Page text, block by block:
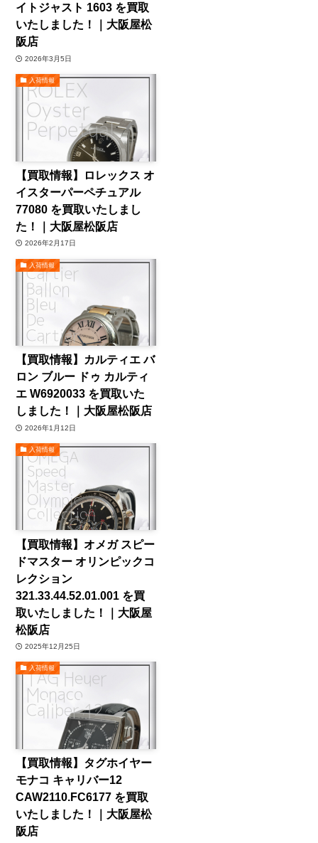
イトジャスト 1603 を買取
いたしました！｜大阪屋松
阪店
2026年3月5日
入荷情報
【買取情報】ロレックス オ
イスターパーペチュアル
77080 を買取いたしまし
た！｜大阪屋松阪店
2026年2月17日
入荷情報
【買取情報】カルティエ バ
ロン ブルー ドゥ カルティ
エ W6920033 を買取いた
しました！｜大阪屋松阪店
2026年1月12日
入荷情報
【買取情報】オメガ スピー
ドマスター オリンピックコ
レクション
321.33.44.52.01.001 を買
取いたしました！｜大阪屋
松阪店
2025年12月25日
入荷情報
【買取情報】タグホイヤー
モナコ キャリバー12
CAW2110.FC6177 を買取
いたしました！｜大阪屋松
阪店